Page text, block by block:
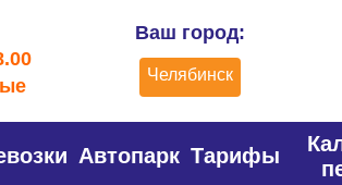
Ваш город:
Челябинск
Автопарк Тарифы